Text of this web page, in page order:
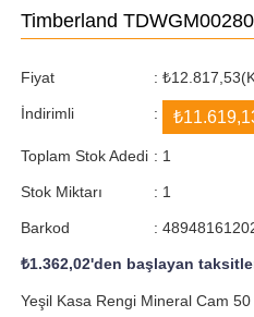
Timberland
Fiyat : ₺12.817,53
İndirimli :
Toplam Stok Adedi : 1
Stok Miktarı : 1
Barkod :
₺1.362,02'den başlayan
Yeşil Kasa Rengi Mineral Cam